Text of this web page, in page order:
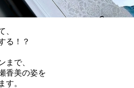
、
る！？
まで、
香美の姿を
す。